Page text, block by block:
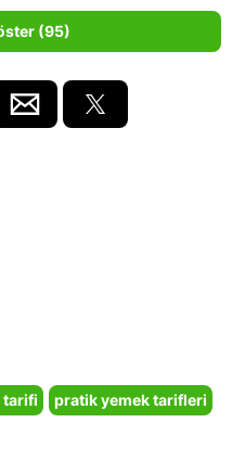
(95)
tarifi pratik yemek tarifleri